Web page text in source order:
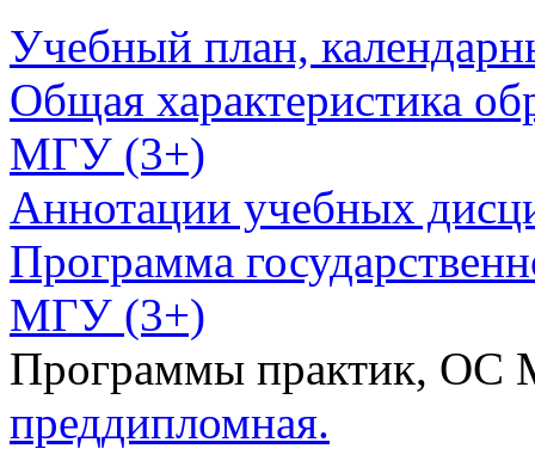
Учебный план,
Общая характеристика
МГУ (3+)
Аннотации учебных
Программа
МГУ (3+)
Программы практик,
преддипломная.